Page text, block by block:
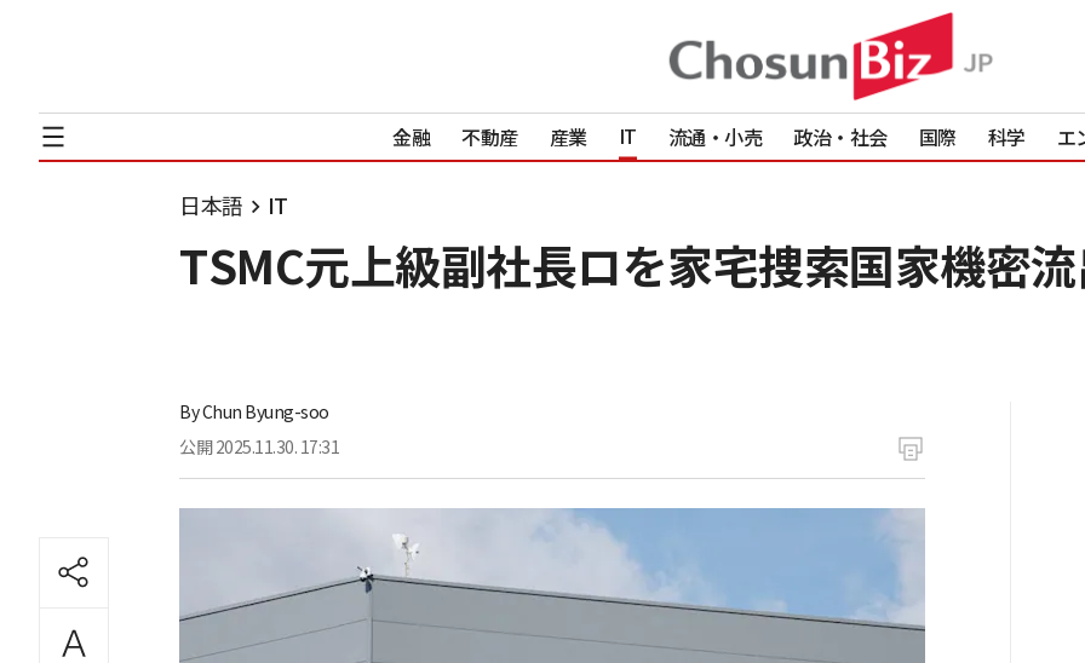
金融 不動産 産業 IT 流通・小売 政治・社会 国際 科学 エ
日本語 IT
TSMC元上級副社長ロを家宅捜索国家機密
ByChun Byung-soo
公開 2025.11.30. 17:31